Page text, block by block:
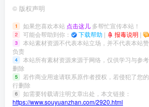
© 版权声明
1 如果您喜欢本站 点击这儿 多帮忙宣传本站！
2 可能会帮助到你： 下载帮助 | 报毒说明 |
3
本站素材资源不代表本站立场，并不代表本站
负责
4
本站所有素材资源来源于网络，仅供学习与参
删除
5 若作商业用途请联系原作者授权，若侵犯了您
行删除
6
如需要转载请注明文章出处，本文链接：
https://www.souyuanzhan.com/2920.html